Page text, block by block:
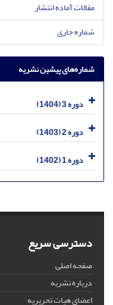
مقالات آماده انتشار
شماره جاری
شماره‌های پیشین نشریه
دوره 3 (1404)
دوره 2 (1403)
دوره 1 (1402)
دسترسی سریع
صفحه اصلی
درباره نشریه
اعضای هیات تحریریه